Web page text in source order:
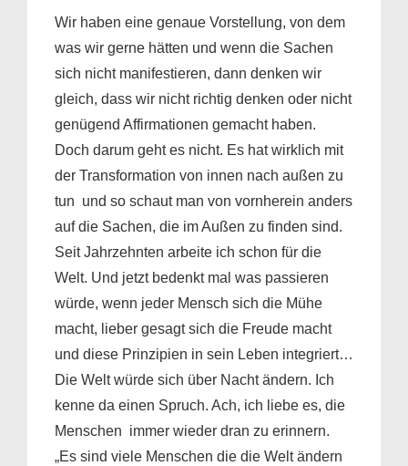
Wir haben eine genaue Vorstellung, von dem
was wir gerne hätten und wenn die Sachen
sich nicht manifestieren, dann denken wir
gleich, dass wir nicht richtig denken oder nicht
genügend Affirmationen gemacht haben.
Doch darum geht es nicht. Es hat wirklich mit
der Transformation von innen nach außen zu
tun und so schaut man von vornherein anders
auf die Sachen, die im Außen zu finden sind.
Seit Jahrzehnten arbeite ich schon für die
Welt. Und jetzt bedenkt mal was passieren
würde, wenn jeder Mensch sich die Mühe
macht, lieber gesagt sich die Freude macht
und diese Prinzipien in sein Leben integriert…
Die Welt würde sich über Nacht ändern. Ich
kenne da einen Spruch. Ach, ich liebe es, die
Menschen immer wieder dran zu erinnern.
„Es sind viele Menschen die die Welt ändern